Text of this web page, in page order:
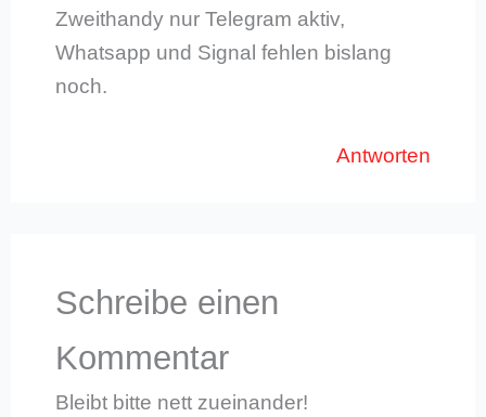
Zweithandy nur Telegram aktiv,
Whatsapp und Signal fehlen bislang
noch.
Antworten
Schreibe einen
Kommentar
Bleibt bitte nett zueinander!